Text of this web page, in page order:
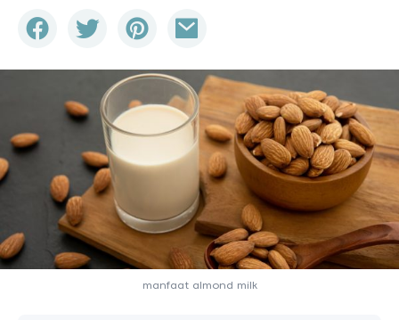
manfaat almond milk